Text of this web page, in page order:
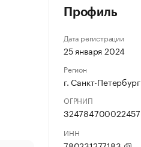
Профиль
Дата регистрации
25 января 2024
Регион
г. Санкт-Петербург
ОГРНИП
324784700022457
ИНН